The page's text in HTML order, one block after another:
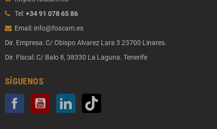
Tel:+34 91 078 65 86
Email: info@foscam.es
Dir. Empresa: C/ Obispo Alvarez Lara 3 23700 Linares.
Dir. Fiscal: C/ Balo 8, 38330 La Laguna. Tenerife
SÍGUENOS
Facebook YouTube LinkedIn